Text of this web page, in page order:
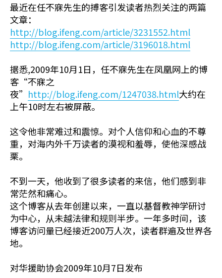
最近在任不寐先生的搏客引发读者热烈关注的两篇
文章：
http://blog.ifeng.com/article/3231552.html
http://blog.ifeng.com/article/3196018.html
据悉,2009年10月1日，任不寐先生在凤凰网上的博
客“不寐之
夜” http://blog.ifeng.com/1247038.html大约在
上午10时左右被屏蔽。
这令他非常难过和震惊。对个人信仰和心血的不尊
重，对海内外千万读者的漠视和羞辱，使他深感战
栗。
不到一天，他收到了很多读者的来信，他们感到非
常茫然和痛心。
这个博客从去年创建以来，一直以基督教神学研讨
为中心，从未越法律和规则半步。一年多时间，该
博客访问量已经接近200万人次，读者群遍及世界各
地。
对华援助协会2009年10月7日发布